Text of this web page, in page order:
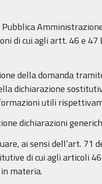
di cui agli artt. 46 e
della domanda
dichiarazione
utili
dichiarazioni
ai sensi dell’art.
di cui agli articoli
materia.